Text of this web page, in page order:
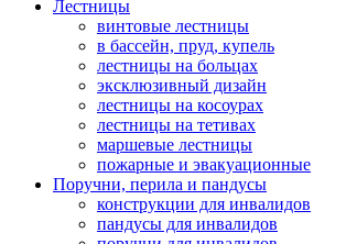
Лестницы
винтовые лестницы
в бассейн, пруд, купель
лестницы на больцах
эксклюзивный дизайн
лестницы на косоурах
лестницы на тетивах
маршевые лестницы
пожарные и эвакуационные
Поручни, перила и пандусы
конструкции для инвалидов
пандусы для инвалидов